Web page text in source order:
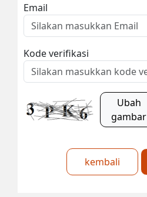
Email
Kode verifikasi
Ubah
gambar
kembali